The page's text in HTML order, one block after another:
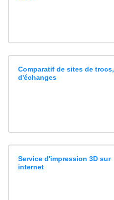
Comparatif de sites de trocs,
d'échanges
Service d'impression 3D sur
internet